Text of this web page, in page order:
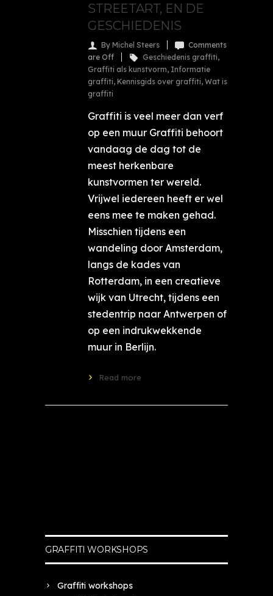
STREETART, EN DE
GESCHIEDENIS
By Michel Steers
Comments
are Off
Geschiedenis graffiti,
Graffiti als kunstvorm, Informatie
graffiti, Kennisgids over graffiti, Wat is
graffiti
Graffiti is veel meer dan verf
op een muur Graffiti behoort
vandaag de dag tot de
meest herkenbare
kunstvormen ter wereld.
Vrijwel iedereen heeft er wel
eens mee te maken gehad.
Misschien tijdens een
wandeling door Amsterdam,
langs de kades van
Rotterdam, in een creatieve
wijk van Utrecht, tijdens een
stedentrip naar Antwerpen of
op een indrukwekkende
muur in Berlijn.
Read more
GRAFFITI WORKSHOPS
Graffiti workshops